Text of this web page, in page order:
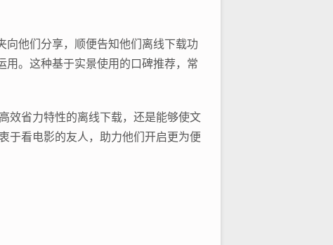
向他们分享，顺便告知他们离线下载功
用。这种基于实景使用的口碑推荐，常
效省力特性的离线下载，还是能够使文
于看电影的友人，助力他们开启更为便